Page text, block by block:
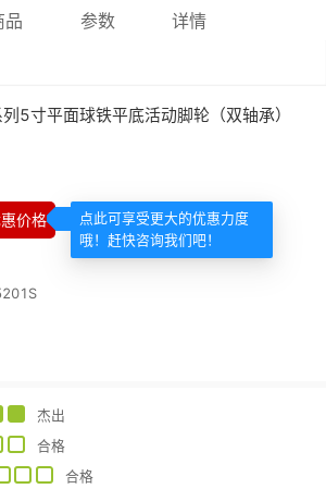
品 参数 详情
5寸平面球铁平底活动脚轮（双轴承）
价格
点此可享受更大的优惠力度
哦！赶快咨询我们吧！
杰出
合格
合格